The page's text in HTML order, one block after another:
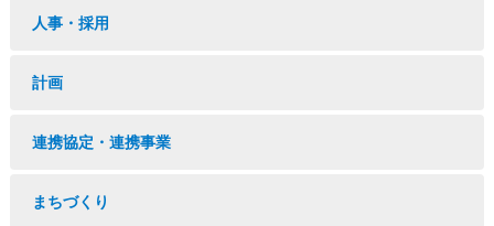
人事・採用
計画
連携協定・連携事業
まちづくり